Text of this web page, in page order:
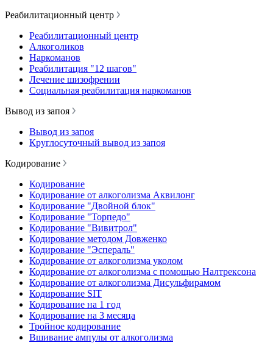
Реабилитационный центр
Реабилитационный центр
Алкоголиков
Наркоманов
Реабилитация "12 шагов"
Лечение шизофрении
Социальная реабилитация наркоманов
Вывод из запоя
Вывод из запоя
Круглосуточный вывод из запоя
Кодирование
Кодирование
Кодирование от алкоголизма Аквилонг
Кодирование "Двойной блок"
Кодирование "Торпедо"
Кодирование "Вивитрол"
Кодирование методом Довженко
Кодирование "Эспераль"
Кодирование от алкоголизма уколом
Кодирование от алкоголизма с помощью Налтрексона
Кодирование от алкоголизма Дисульфирамом
Кодирование SIT
Кодирование на 1 год
Кодирование на 3 месяца
Тройное кодирование
Вшивание ампулы от алкоголизма